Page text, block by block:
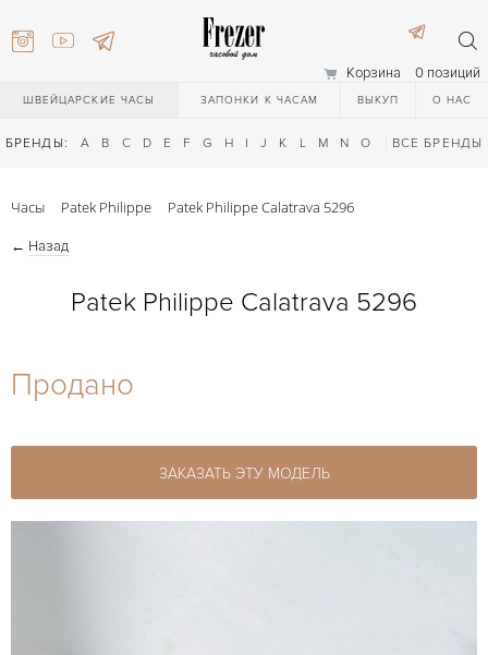
Корзина 0 позиций
ШВЕЙЦАРСКИЕ ЧАСЫ ЗАПОНКИ К ЧАСАМ ВЫКУП О НАС
БРЕНДЫ: A B C D E F G H I J K L M N O Q R S T
ВСЕ БРЕНДЫ
27-44
27-44
Часы Patek Philippe Patek Philippe Calatrava 5296
← Назад
Patek Philippe Calatrava 5296
Продано
ЗАКАЗАТЬ ЭТУ МОДЕЛЬ